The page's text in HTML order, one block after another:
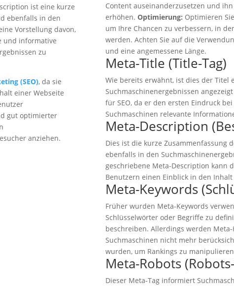
ist eine kurze
ebenfalls in den
Vorstellung davon,
und informative
zu
(SEO), da sie
einer Webseite
gut optimierter
anziehen.
Content auseinanderzusetzen und
erhöhen. Optimierung: Optimieren
um Ihre Chancen zu verbessern, in
werden. Achten Sie auf die
und eine angemessene Länge.
Meta-Title (Title-Tag)
Wie bereits erwähnt, ist dies der Titel
Suchmaschinenergebnissen
für SEO, da er den ersten Eindruck
Suchmaschinen relevante
Meta-Description
Dies ist die kurze Zusammenfassung
ebenfalls in den
geschriebene Meta-Description kann
Benutzern einen Einblick in den
Meta-Keywords
Früher wurden Meta-Keywords
Schlüsselwörter oder Begriffe zu
beschreiben. Allerdings werden
Suchmaschinen nicht mehr
wurden, um Rankings zu
Meta-Robots
Dieser Meta-Tag informiert